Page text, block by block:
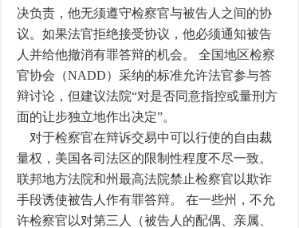
决负责，他无须遵守检察官与被告人之间的协
议。如果法官拒绝接受协议，他必须通知被告
人并给他撤消有罪答辩的机会。 全国地区检察
官协会（NADD）采纳的标准允许法官参与答
辩讨论，但建议法院“对是否同意指控或量刑方
面的让步独立地作出决定”。
对于检察官在辩诉交易中可以行使的自由裁
量权，美国各司法区的限制性程度不尽一致。
联邦地方法院和州最高法院禁止检察官以欺诈
手段诱使被告人作有罪答辩。 在一些州，不允
许检察官以对第三人（被告人的配偶、亲属、